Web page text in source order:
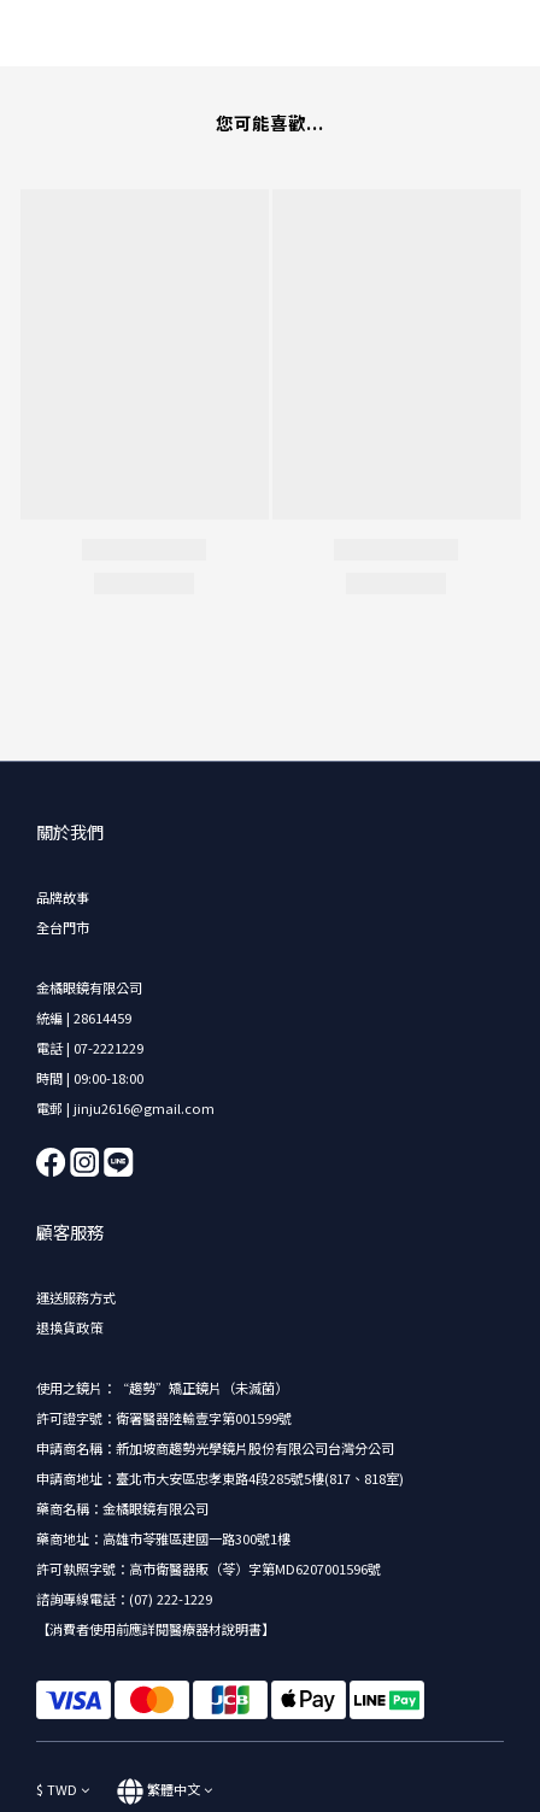
您可能喜歡...
關於我們
品牌故事
全台門市
金橘眼鏡有限公司
統編 | 28614459
電話 | 07-2221229
時間 | 09:00-18:00
電郵 | jinju2616@gmail.com
顧客服務
運送服務方式
退換貨政策
使用之鏡片：“趨勢”矯正鏡片（未滅菌）
許可證字號：衛署醫器陸輸壹字第001599號
申請商名稱：新加坡商趨勢光學鏡片股份有限公司台灣分公司
申請商地址：臺北市大安區忠孝東路4段285號5樓(817、818室)
藥商名稱：金橘眼鏡有限公司
藥商地址：高雄市苓雅區建國一路300號1樓
許可執照字號：高市衛醫器販（苓）字第MD6207001596號
諮詢專線電話：(07) 222-1229
【消費者使用前應詳閱醫療器材說明書】
$ TWD 繁體中文